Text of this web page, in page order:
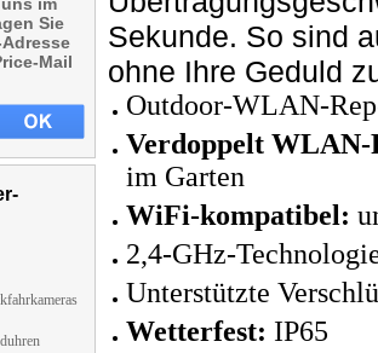
Sie
Mail
Sekunde. So sind
ohne Ihre Geduld
Outdoor-WLAN-
Verdoppelt WLAN-
im Garten
WiFi-kompatibel:
2,4-GHz-
Unterstützte
Wetterfest: IP65